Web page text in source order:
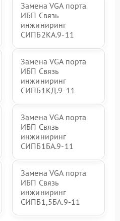
Замена VGA порта
ИБП Связь
инжиниринг
СИПБ2КА.9-11
Замена VGA порта
ИБП Связь
инжиниринг
СИПБ1КД.9-11
Замена VGA порта
ИБП Связь
инжиниринг
СИПБ1БА.9-11
Замена VGA порта
ИБП Связь
инжиниринг
СИПБ1,5БА.9-11